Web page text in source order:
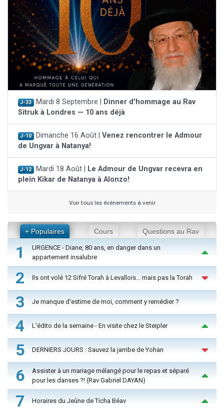
J-33 Mardi 8 Septembre |
Dinner d'hommage au Rav
Sitruk à Londres — 10 ans déjà
J-10 Dimanche 16 Août | Venez rencontrer le Admour
de Ungvar à Natanya!
J-12 Mardi 18 Août |
Le Admour de Ungvar recevra en
plein Kikar de Natanya à Alonzo!
Voir tous les événements à venir
+ Populaires Cours Questions au Rav
1
URGENCE - Diane, 80 ans, en danger dans un
appartement insalubre
2 Ils ont volé 12 Sifré Torah à Levallois… mais pas la Torah
3 Je manque d'estime de moi, comment y remédier ?
4 L'édito de la semaine - En visite chez le Steipler
5 DERNIERS JOURS : Sauvez la jambe de Yohan
6
Assister à un mariage mélangé pour le repas et séparé
pour les danses ?! (Rav Gabriel DAYAN)
7 Horaires du Jeûne de Ticha Béav